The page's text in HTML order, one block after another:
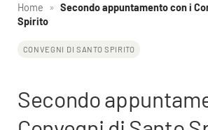
Home » Secondo appuntamento con i
Spirito
CONVEGNI DI SANTO SPIRITO
Secondo